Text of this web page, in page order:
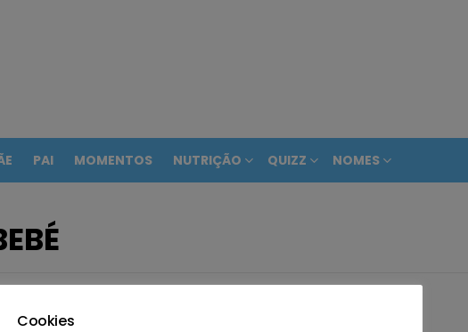
PAI MOMENTOS NUTRIÇÃO QUIZZ NOMES
Cookies